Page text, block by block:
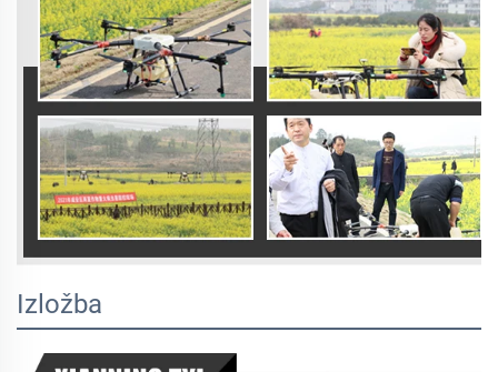
Izložba